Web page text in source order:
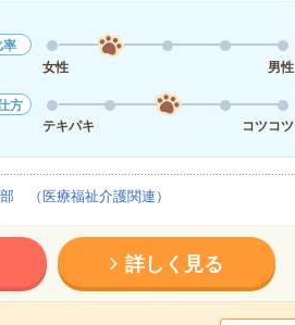
率
女性
男性
方
テキパキ
コツコツ
（医療福祉介護関連）
詳しく見る